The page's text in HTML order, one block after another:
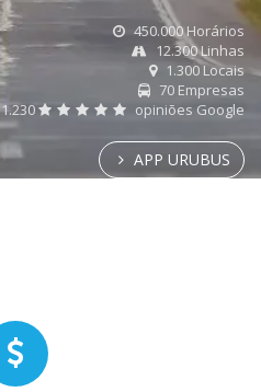
450.000 Horários
12.300 Linhas
1.300 Locais
70 Empresas
1.230
opiniões Google
APP URUBUS